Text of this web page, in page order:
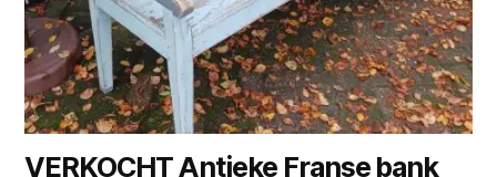
VERKOCHT Antieke Franse bank